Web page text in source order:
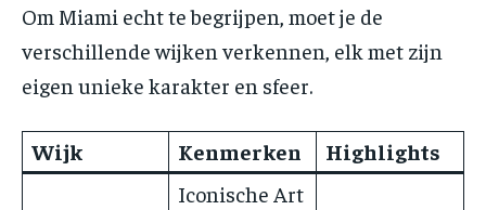
Om Miami echt te begrijpen, moet je de
verschillende wijken verkennen, elk met zijn
eigen unieke karakter en sfeer.
Wijk Kenmerken Highlights
Iconische Art